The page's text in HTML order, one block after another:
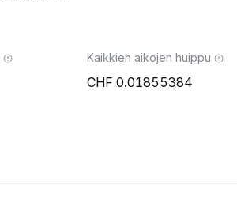
Kaikkien aikojen huippu
0.01855384